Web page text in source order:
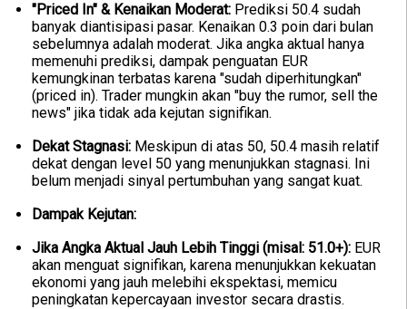
"Priced In" & Kenaikan Moderat: Prediksi 50.4 sudah
banyak diantisipasi pasar. Kenaikan 0.3 poin dari bulan
sebelumnya adalah moderat. Jika angka aktual hanya
memenuhi prediksi, dampak penguatan EUR
kemungkinan terbatas karena "sudah diperhitungkan"
(priced in). Trader mungkin akan "buy the rumor, sell the
news" jika tidak ada kejutan signifikan.
Dekat Stagnasi: Meskipun di atas 50, 50.4 masih relatif
dekat dengan level 50 yang menunjukkan stagnasi. Ini
belum menjadi sinyal pertumbuhan yang sangat kuat.
Dampak Kejutan:
Jika Angka Aktual Jauh Lebih Tinggi (misal: 51.0+): EUR
akan menguat signifikan, karena menunjukkan kekuatan
ekonomi yang jauh melebihi ekspektasi, memicu
peningkatan kepercayaan investor secara drastis.